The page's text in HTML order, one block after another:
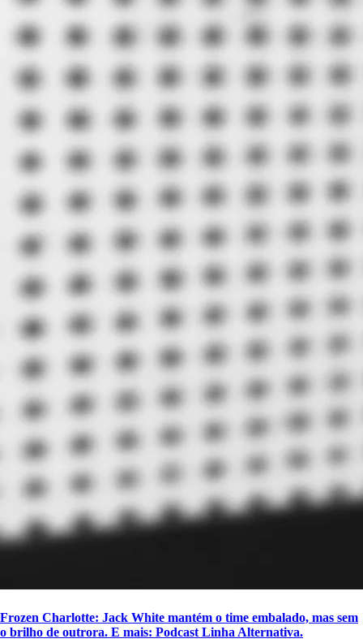
Frozen Charlotte: Jack White mantém o time embalado, mas sem
o brilho de outrora. E mais: Podcast Linha Alternativa.